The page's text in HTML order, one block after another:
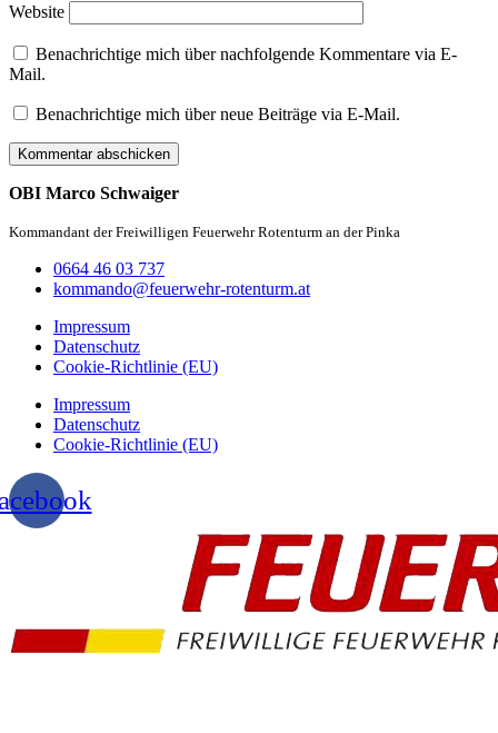
Website
Benachrichtige mich über nachfolgende Kommentare via E-
Mail.
Benachrichtige mich über neue Beiträge via E-Mail.
OBI Marco Schwaiger
Kommandant der Freiwilligen Feuerwehr Rotenturm an der Pinka
0664 46 03 737
kommando@feuerwehr-rotenturm.at
Impressum
Datenschutz
Cookie-Richtlinie (EU)
Impressum
Datenschutz
Cookie-Richtlinie (EU)